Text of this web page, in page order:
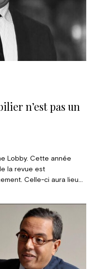
n’est pas un
Lobby. Cette année
la revue est
Celle-ci aura lieu
? ». Pour tenter de
les meilleurs spécialistes
parler des intervenants,
du soir : Amid
Trends-Tendances. Cet
ami de longue